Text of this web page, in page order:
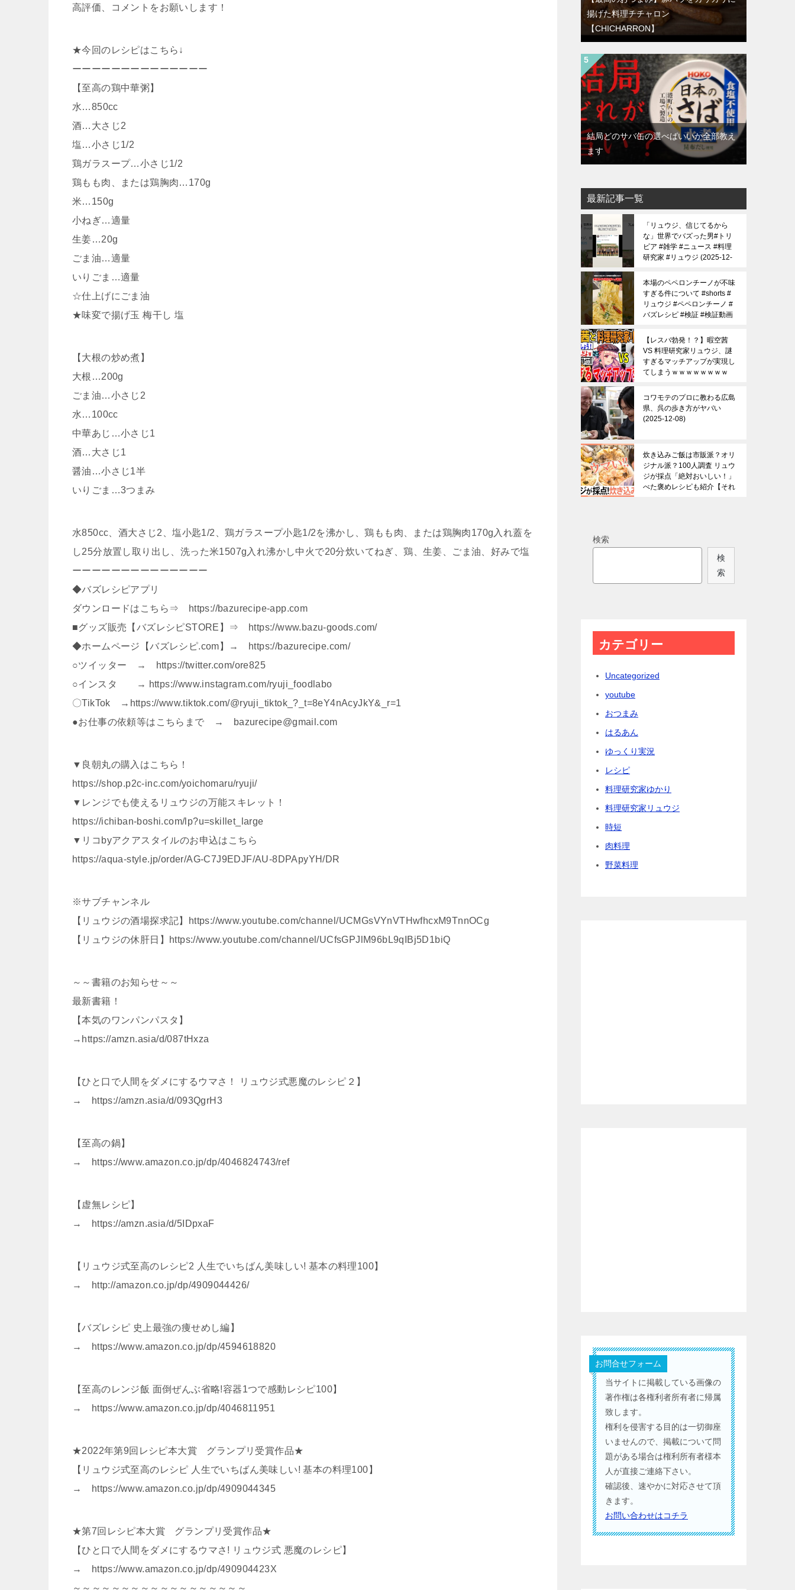
高評価、コメントをお願いします！
★今回のレシピはこちら↓
ーーーーーーーーーーーーーー
【至高の鶏中華粥】
水…850cc
酒…大さじ2
塩…小さじ1/2
鶏ガラスープ…小さじ1/2
鶏もも肉、または鶏胸肉…170g
米…150g
小ねぎ…適量
生姜…20g
ごま油…適量
いりごま…適量
☆仕上げにごま油
★味変で揚げ玉 梅干し 塩
【大根の炒め煮】
大根…200g
ごま油…小さじ2
水…100cc
中華あじ…小さじ1
酒…大さじ1
醤油…小さじ1半
いりごま…3つまみ
水850cc、酒大さじ2、塩小匙1/2、鶏ガラスープ小匙1/2を沸かし、鶏もも肉、または鶏胸肉170g入れ蓋を
し25分放置し取り出し、洗った米1507g入れ沸かし中火で20分炊いてねぎ、鶏、生姜、ごま油、好みで塩
ーーーーーーーーーーーーーー
◆バズレシピアプリ
ダウンロードはこちら⇒ https://bazurecipe-app.com
■グッズ販売【バズレシピSTORE】⇒ https://www.bazu-goods.com/
◆ホームページ【バズレシピ.com】→ https://bazurecipe.com/
○ツイッター → https://twitter.com/ore825
○インスタ → https://www.instagram.com/ryuji_foodlabo
〇TikTok →https://www.tiktok.com/@ryuji_tiktok_?_t=8eY4nAcyJkY&_r=1
●お仕事の依頼等はこちらまで → bazurecipe@gmail.com
▼良朝丸の購入はこちら！
https://shop.p2c-inc.com/yoichomaru/ryuji/
▼レンジでも使えるリュウジの万能スキレット！
https://ichiban-boshi.com/lp?u=skillet_large
▼リコbyアクアスタイルのお申込はこちら
https://aqua-style.jp/order/AG-C7J9EDJF/AU-8DPApyYH/DR
※サブチャンネル
【リュウジの酒場探求記】https://www.youtube.com/channel/UCMGsVYnVTHwfhcxM9TnnOCg
【リュウジの休肝日】https://www.youtube.com/channel/UCfsGPJlM96bL9qIBj5D1biQ
～～書籍のお知らせ～～
最新書籍！
【本気のワンパンパスタ】
→https://amzn.asia/d/087tHxza
【ひと口で人間をダメにするウマさ！ リュウジ式悪魔のレシピ２】
→ https://amzn.asia/d/093QgrH3
【至高の鍋】
→ https://www.amazon.co.jp/dp/4046824743/ref
【虚無レシピ】
→ https://amzn.asia/d/5IDpxaF
【リュウジ式至高のレシピ2 人生でいちばん美味しい! 基本の料理100】
→ http://amazon.co.jp/dp/4909044426/
【バズレシピ 史上最強の痩せめし編】
→ https://www.amazon.co.jp/dp/4594618820
【至高のレンジ飯 面倒ぜんぶ省略!容器1つで感動レシピ100】
→ https://www.amazon.co.jp/dp/4046811951
★2022年第9回レシピ本大賞 グランプリ受賞作品★
【リュウジ式至高のレシピ 人生でいちばん美味しい! 基本の料理100】
→ https://www.amazon.co.jp/dp/4909044345
★第7回レシピ本大賞 グランプリ受賞作品★
【ひと口で人間をダメにするウマさ! リュウジ式 悪魔のレシピ】
→ https://www.amazon.co.jp/dp/490904423X
～～～～～～～～～～～～～～～～～～
揚げた料理チチャロン
【CHICHARRON】
結局どのサバ缶の選べばいいか全部教え
ます
最新記事一覧
「リュウジ、信じてるから
な」世界でバズった男#トリ
ビア #雑学 #ニュース #料理
研究家 #リュウジ 2025-12-
本場のペペロンチーノが不味
すぎる件について #shorts #
リュウジ #ペペロンチーノ #
バズレシピ #検証 #検証動画
【レスバ勃発！？】暇空茜
VS 料理研究家リュウジ、謎
すぎるマッチアップが実現し
てしまうｗｗｗｗｗｗｗｗ
ス】
2025-12-08
コワモテのプロに教わる広島
県、呉の歩き方がヤバい
2025-12-08
炊き込みご飯は市販派？オリ
ジナル派？100人調査 リュウ
ジが採点「絶対おいしい！」
べた褒めレシピも紹介【それ
検索
検
索
カテゴリー
Uncategorized
youtube
おつまみ
はるあん
ゆっくり実況
レシピ
料理研究家ゆかり
料理研究家リュウジ
時短
肉料理
野菜料理
お問合せフォーム
当サイトに掲載している画像の
著作権は各権利者所有者に帰属
致します。
権利を侵害する目的は一切御座
いませんので、掲載について問
題がある場合は権利所有者様本
人が直接ご連絡下さい。
確認後、速やかに対応させて頂
きます。
お問い合わせはコチラ